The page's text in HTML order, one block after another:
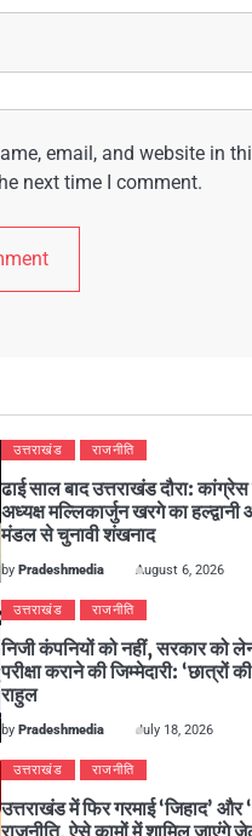
email, and website in
next time I comment.
उत्तराखंड राजनीति
ढाई साल बाद उत्तराखंड दौरा: कांग्रेस
अध्यक्ष मल्लिकार्जुन खरगे का
मंडल से चुनावी शंखनाद
byPradeshmedia August 6, 2026
उत्तराखंड राजनीति
निजी कंपनियों को नहीं, सरकार को
परीक्षा कराने की जिम्मेदारी: ‘छात्रों
राहुल
byPradeshmedia July 18, 2026
उत्तराखंड राजनीति
उत्तराखंड में फिर गरमाई ‘जिहाद’ और
राजनीति, ऐसे कामों में शामिल जाएंगे